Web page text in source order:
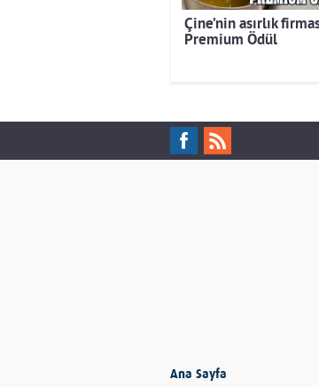
Çine’nin asırlık
Premium Ödül
Ana Sayfa